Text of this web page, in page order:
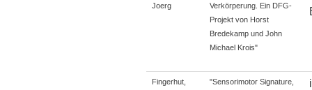
Joerg
Verkörperung. Ein DFG-
Projekt von Horst
Bredekamp und John
Michael Krois"
Fingerhut,
"Sensorimotor Signature,